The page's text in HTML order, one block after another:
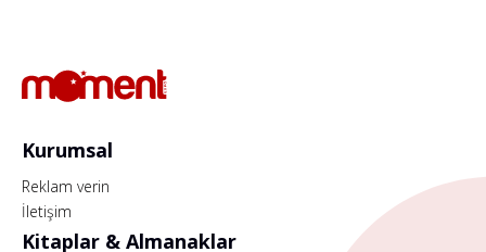
Kurumsal
Reklam verin
İletişim
Kitaplar & Almanaklar